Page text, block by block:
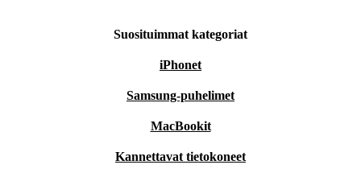
Suosituimmat kategoriat
iPhonet
Samsung-puhelimet
MacBookit
Kannettavat tietokoneet